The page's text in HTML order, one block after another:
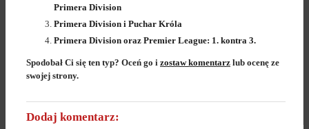
Primera Division
Primera Division i Puchar Króla
Primera Division oraz Premier League: 1. kontra 3.
Spodobał Ci się ten typ? Oceń go i zostaw komentarz lub ocenę ze
swojej strony.
Dodaj komentarz: